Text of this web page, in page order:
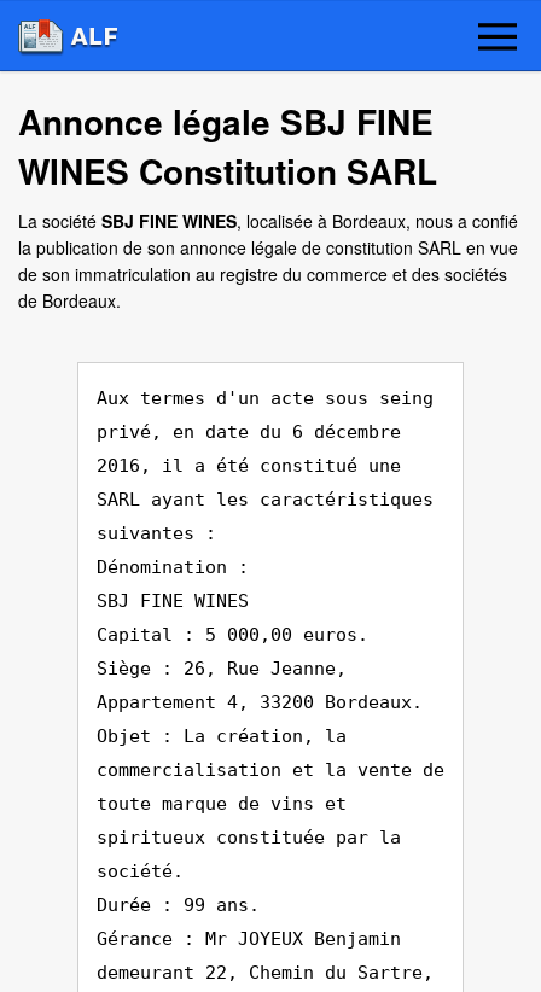
Annonce légale SBJ FINE
WINES Constitution SARL
La société SBJ FINE WINES, localisée à Bordeaux, nous a confié
la publication de son annonce légale de constitution SARL en vue
de son immatriculation au registre du commerce et des sociétés
de Bordeaux.
Aux termes d'un acte sous seing
privé, en date du 6 décembre
2016, il a été constitué une
SARL ayant les caractéristiques
suivantes :
Dénomination :
SBJ FINE WINES
Capital : 5 000,00 euros.
Siège : 26, Rue Jeanne,
Appartement 4, 33200 Bordeaux.
Objet : La création, la
commercialisation et la vente de
toute marque de vins et
spiritueux constituée par la
société.
Durée : 99 ans.
Gérance : Mr JOYEUX Benjamin
demeurant 22, Chemin du Sartre,